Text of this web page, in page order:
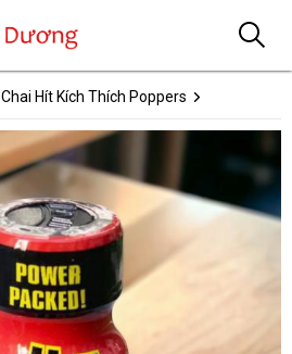
Chai Hít Kích Thích Poppers